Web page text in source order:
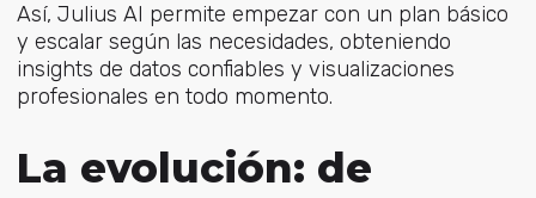
Así, Julius AI permite empezar con un plan básico
y escalar según las necesidades, obteniendo
insights de datos confiables y visualizaciones
profesionales en todo momento.
La evolución: de